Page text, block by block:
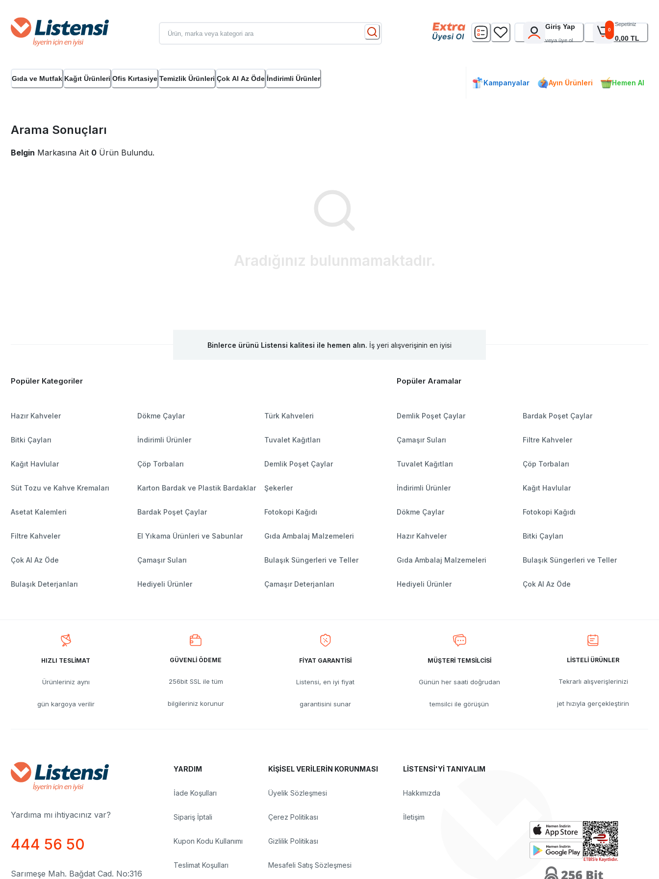
Giriş Yap
veya üye ol
0
Sepetiniz
0,00 TL
Gıda ve Mutfak Kağıt Ürünleri Ofis Kırtasiye Temizlik Ürünleri Çok Al Az Öde İndirimli Ürünler Kampanyalar Ayın Ürünleri Hemen Al
Arama Sonuçları
Belgin Markasına Ait 0 Ürün Bulundu.
Aradığınız bulunmamaktadır.
Binlerce ürünü Listensi kalitesi ile hemen alın. İş yeri alışverişinin en iyisi
Popüler Kategoriler Popüler Aramalar
Hazır Kahveler Dökme Çaylar Türk Kahveleri
Bitki Çayları İndirimli Ürünler Tuvalet Kağıtları
Kağıt Havlular Çöp Torbaları Demlik Poşet Çaylar
Süt Tozu ve Kahve Kremaları Karton Bardak ve Plastik Bardaklar Şekerler
Asetat Kalemleri Bardak Poşet Çaylar Fotokopi Kağıdı
Filtre Kahveler El Yıkama Ürünleri ve Sabunlar Gıda Ambalaj Malzemeleri
Çok Al Az Öde Çamaşır Suları Bulaşık Süngerleri ve Teller
Bulaşık Deterjanları Hediyeli Ürünler Çamaşır Deterjanları
Demlik Poşet Çaylar Bardak Poşet Çaylar
Çamaşır Suları Filtre Kahveler
Tuvalet Kağıtları Çöp Torbaları
İndirimli Ürünler Kağıt Havlular
Dökme Çaylar Fotokopi Kağıdı
Hazır Kahveler Bitki Çayları
Gıda Ambalaj Malzemeleri Bulaşık Süngerleri ve Teller
Hediyeli Ürünler Çok Al Az Öde
HIZLI TESLİMAT
Ürünleriniz aynı
gün kargoya verilir
GÜVENLİ ÖDEME
256bit SSL ile tüm
bilgileriniz korunur
FİYAT GARANTİSİ
Listensi, en iyi fiyat
garantisini sunar
MÜŞTERİ TEMSİLCİSİ
Günün her saati doğrudan
temsilci ile görüşün
LİSTELİ ÜRÜNLER
Tekrarlı alışverişlerinizi
jet hızıyla gerçekleştirin
Yardıma mı ihtiyacınız var?
444 56 50
Sarımeşe Mah. Bağdat Cad. No:316
YARDIM
İade Koşulları
Sipariş İptali
Kupon Kodu Kullanımı
Teslimat Koşulları
KİŞİSEL VERİLERİN KORUNMASI
Üyelik Sözleşmesi
Çerez Politikası
Gizlilik Politikası
Mesafeli Satış Sözleşmesi
LİSTENSİ'Yİ TANIYALIM
Hakkımızda
İletişim